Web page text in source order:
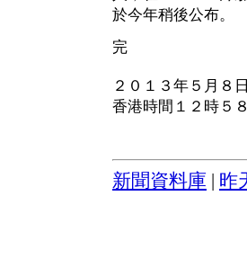
於今年稍後公布。
完
２０１３年５月８
香港時間１２時５
新聞資料庫 昨